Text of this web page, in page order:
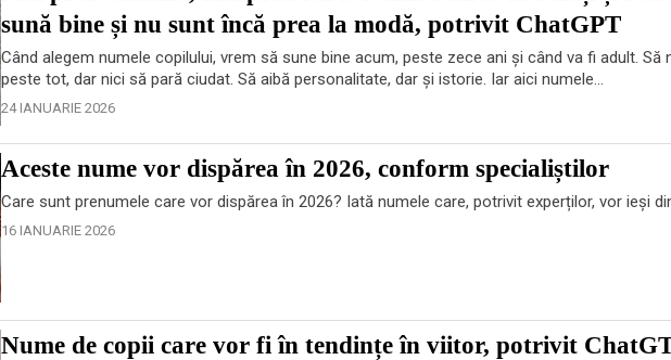
sună bine și nu sunt încă prea la modă, potrivit ChatGPT
Când alegem numele copilului, vrem să sune bine acum, peste zece ani și când va fi adult. Să
peste tot, dar nici să pară ciudat. Să aibă personalitate, dar și istorie. Iar aici numele...
24 IANUARIE 2026
Aceste nume vor dispărea în 2026, conform specialiștilor
Care sunt prenumele care vor dispărea în 2026? Iată numele care, potrivit experților, vor ieși
16 IANUARIE 2026
Nume de copii care vor fi în tendințe în viitor, potrivit